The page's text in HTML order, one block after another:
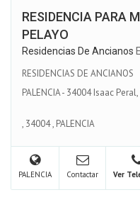
RESIDENCIA PARA
PELAYO
Residencias De Ancianos
RESIDENCIAS DE ANCIANOS
PALENCIA - 34004 Isaac Peral,
, 34004, PALENCIA
PALENCIA Contactar Ver